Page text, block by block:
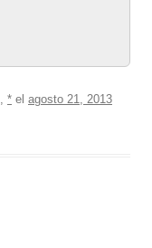
, * el agosto 21, 2013